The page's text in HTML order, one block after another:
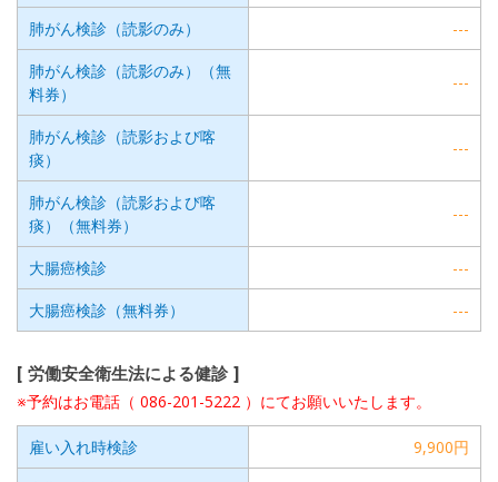
肺がん検診（読影のみ）
---
肺がん検診（読影のみ）（無
料券）
---
肺がん検診（読影および喀
痰）
---
肺がん検診（読影および喀
痰）（無料券）
---
大腸癌検診
---
大腸癌検診（無料券）
---
労働安全衛生法による健診
※予約はお電話（ 086-201-5222 ）にてお願いいたします。
雇い入れ時検診
9,900円